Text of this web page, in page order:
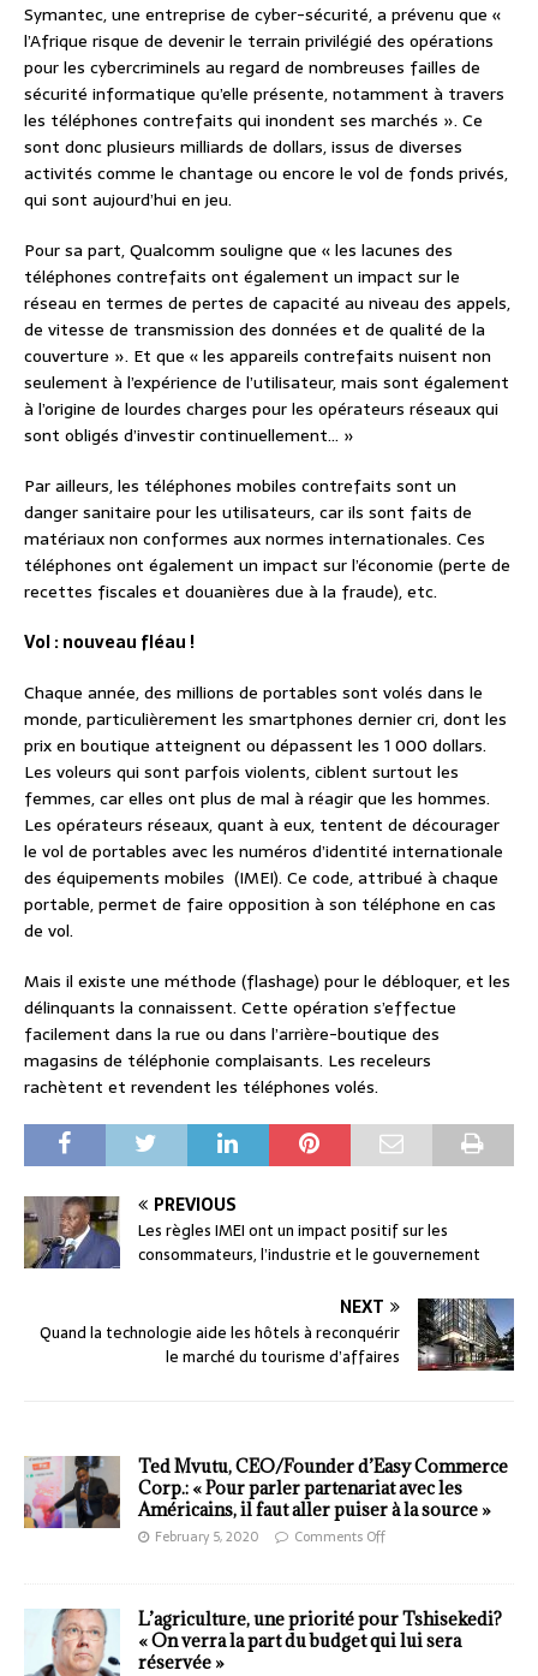
Symantec, une entreprise de cyber-sécurité, a prévenu que «
l’Afrique risque de devenir le terrain privilégié des opérations
pour les cybercriminels au regard de nombreuses failles de
sécurité informatique qu’elle présente, notamment à travers
les téléphones contrefaits qui inondent ses marchés ». Ce
sont donc plusieurs milliards de dollars, issus de diverses
activités comme le chantage ou encore le vol de fonds privés,
qui sont aujourd’hui en jeu.
Pour sa part, Qualcomm souligne que « les lacunes des
téléphones contrefaits ont également un impact sur le
réseau en termes de pertes de capacité au niveau des appels,
de vitesse de transmission des données et de qualité de la
couverture ». Et que « les appareils contrefaits nuisent non
seulement à l’expérience de l’utilisateur, mais sont également
à l’origine de lourdes charges pour les opérateurs réseaux qui
sont obligés d’investir continuellement… »
Par ailleurs, les téléphones mobiles contrefaits sont un
danger sanitaire pour les utilisateurs, car ils sont faits de
matériaux non conformes aux normes internationales. Ces
téléphones ont également un impact sur l’économie (perte de
recettes fiscales et douanières due à la fraude), etc.
Vol : nouveau fléau !
Chaque année, des millions de portables sont volés dans le
monde, particulièrement les smartphones dernier cri, dont les
prix en boutique atteignent ou dépassent les 1 000 dollars.
Les voleurs qui sont parfois violents, ciblent surtout les
femmes, car elles ont plus de mal à réagir que les hommes.
Les opérateurs réseaux, quant à eux, tentent de décourager
le vol de portables avec les numéros d’identité internationale
des équipements mobiles (IMEI). Ce code, attribué à chaque
portable, permet de faire opposition à son téléphone en cas
de vol.
Mais il existe une méthode (flashage) pour le débloquer, et les
délinquants la connaissent. Cette opération s’effectue
facilement dans la rue ou dans l’arrière-boutique des
magasins de téléphonie complaisants. Les receleurs
rachètent et revendent les téléphones volés.
PREVIOUS
Les règles IMEI ont un impact positif sur les
consommateurs, l’industrie et le gouvernement
NEXT
Quand la technologie aide les hôtels à reconquérir
le marché du tourisme d’affaires
Ted Mvutu, CEO/Founder d’Easy Commerce
Corp.: « Pour parler partenariat avec les
Américains, il faut aller puiser à la source »
February 5, 2020 Comments Off
L’agriculture, une priorité pour Tshisekedi?
« On verra la part du budget qui lui sera
réservée »